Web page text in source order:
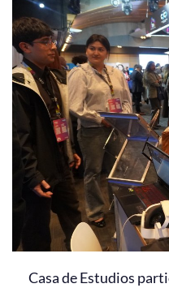
Casa de Estudios